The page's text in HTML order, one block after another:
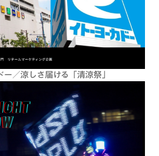
ー／涼しさ届ける「清涼祭」